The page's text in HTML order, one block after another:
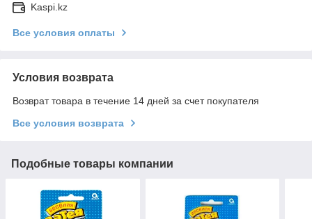
Kaspi.kz
Все условия оплаты
Условия возврата
Возврат товара в течение 14 дней за счет покупателя
Все условия возврата
Подобные товары компании